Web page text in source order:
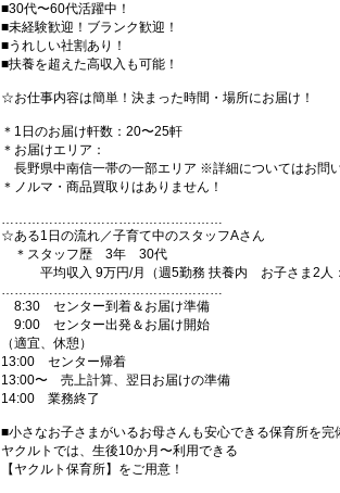
■30代〜60代活躍中！
■未経験歓迎！ブランク歓迎！
■うれしい社割あり！
■扶養を超えた高収入も可能！
☆お仕事内容は簡単！決まった時間・場所にお届け！
＊1日のお届け軒数：20〜25軒
＊お届けエリア：
長野県中南信一帯の一部エリア ※詳細についてはお問
＊ノルマ・商品買取りはありません！
……………………………………………
☆ある1日の流れ／子育て中のスタッフAさん
＊スタッフ歴 3年 30代
平均収入 9万円/月（週5勤務 扶養内 お子さま2人：
……………………………………………
8:30 センター到着＆お届け準備
9:00 センター出発＆お届け開始
（適宜、休憩）
13:00 センター帰着
13:00〜 売上計算、翌日お届けの準備
14:00 業務終了
■小さなお子さまがいるお母さんも安心できる保育所を完
ヤクルトでは、生後10か月〜利用できる
【ヤクルト保育所】をご用意！